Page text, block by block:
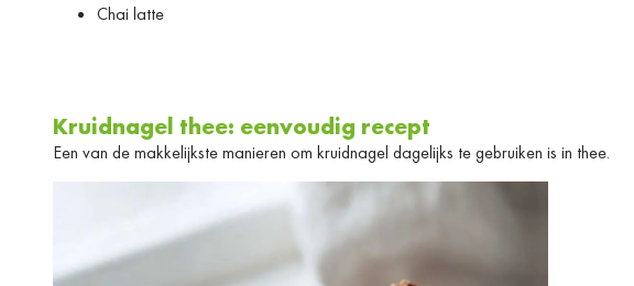
Chai latte
Kruidnagel thee: eenvoudig recept
Een van de makkelijkste manieren om kruidnagel dagelijks te gebruiken is in thee.